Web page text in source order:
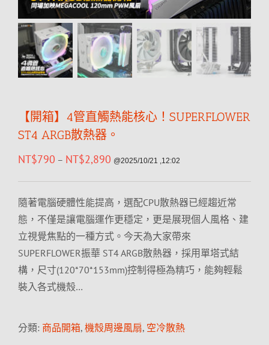
【開箱】4管直觸熱能核心！SUPERFLOWER
ST4 ARGB散熱器。
NT$790 – NT$2,890 @2025/10/21 ,12:02
隨著電腦硬體性能提高，選配CPU散熱器已經趨近常
態，不僅是讓電腦運作更穩定，更是展現個人風格、建
立視覺焦點的一種方式。今天為大家帶來
SUPERFLOWER振華 ST4 ARGB散熱器，採用單塔式結
構，尺寸(120*70*153mm)控制得極為精巧，能夠輕鬆
裝入各式機殼…
分類: 商品開箱, 機殼周邊風扇, 空冷散熱